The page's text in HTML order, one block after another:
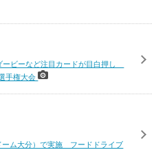
ビーなど注目カードが目白押し
手権大会
ーム大分）で実施 フードドライブ